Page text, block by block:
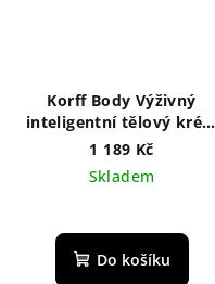
Korff Body Výživný
inteligentní tělový krém
400 ml
1 189 Kč
Skladem
Do košíku